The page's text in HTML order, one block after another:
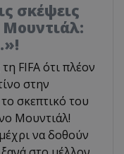
σκέψεις
Μουντιάλ:
FIFA ότι πλέον
στην
σκεπτικό του
Μουντιάλ!
να δοθούν